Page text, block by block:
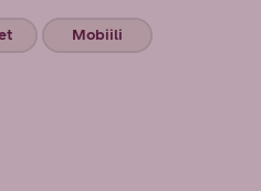
Mobiili